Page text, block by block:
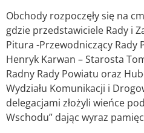
Obchody rozpoczęły się na
gdzie przedstawiciele Rady i
Pitura -Przewodniczący Rady
Henryk Karwan – Starosta
Radny Rady Powiatu oraz
Wydziału Komunikacji i
delegacjami złożyli wieńce
Wschodu” dając wyraz